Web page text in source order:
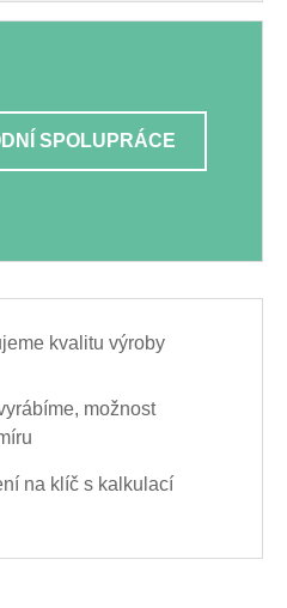
SPOLUPRÁCE
kvalitu výroby
možnost
na klíč s kalkulací